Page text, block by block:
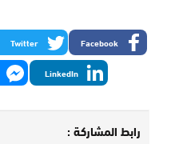
Facebook
Twitter
LinkedIn
رابط المشاركة :